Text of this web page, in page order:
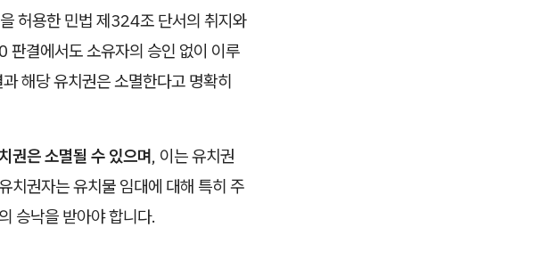
허용한 민법 제324조 단서의 취지와
결에서도 소유자의 승인 없이 이루
해당 유치권은 소멸한다고 명확히
권은 소멸될 수 있으며, 이는 유치권
치권자는 유치물 임대에 대해 특히 주
승낙을 받아야 합니다.